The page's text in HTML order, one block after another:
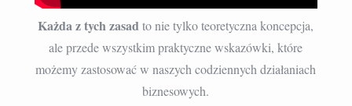
Każda z tych zasadto nie tylko teoretyczna koncepcja,
ale przede wszystkim praktyczne wskazówki, które
możemy zastosować w naszych codziennych działaniach
biznesowych.